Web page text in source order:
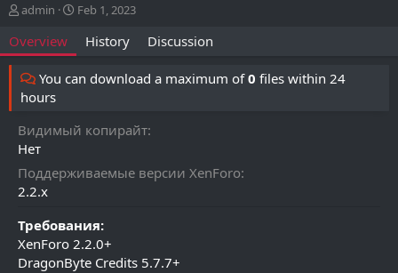
A
t
h
o
r
admin
C
t
d
t
Feb 1, 2023
Overview History Discussion
You can download a maximum of0 files within 24
hours
Видимый копирайт
Нет
Поддерживаемые версии XenForo
2.2.x
Требования:
XenForo 2.2.0+
DragonByte Credits 5.7.7+